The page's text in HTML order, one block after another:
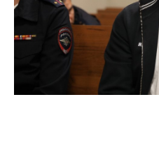
НЕФТЬ
ЭНЕРГЕТИКА
РОЗНИЧНАЯ ТОРГОВЛЯ
ТРАНСПОРТ
НОВОСТИ ТЕХНОЛОГИЙ
IT
МЕРОПРИЯТИЯ
НОВОСТИ МЕРОПРИЯТИЙ
ВЫЕЗДНАЯ РЕДАКЦИЯ
СПОРТ
НОВОСТИ СПОРТА